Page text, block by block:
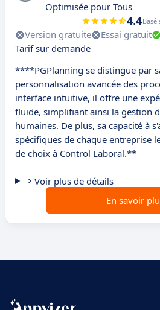
Optimisée pour Tous
4.4Basé
Version gratuite Essai gratuit
Tarif sur demande
****PGPlanning se distingue par
personnalisation avancée des
interface intuitive, il offre une
fluide, simplifiant ainsi la gestion
humaines. De plus, sa capacité à
spécifiques de chaque entreprise
de choix à Control Laboral.**
Voir plus de détails
En savoir